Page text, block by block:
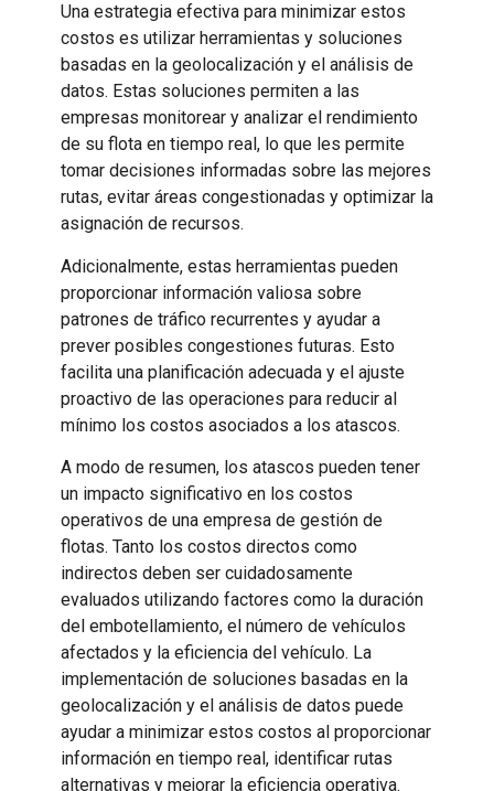
Una estrategia efectiva para minimizar estos
costos es utilizar herramientas y soluciones
basadas en la geolocalización y el análisis de
datos. Estas soluciones permiten a las
empresas monitorear y analizar el rendimiento
de su flota en tiempo real, lo que les permite
tomar decisiones informadas sobre las mejores
rutas, evitar áreas congestionadas y optimizar la
asignación de recursos.
Adicionalmente, estas herramientas pueden
proporcionar información valiosa sobre
patrones de tráfico recurrentes y ayudar a
prever posibles congestiones futuras. Esto
facilita una planificación adecuada y el ajuste
proactivo de las operaciones para reducir al
mínimo los costos asociados a los atascos.
A modo de resumen, los atascos pueden tener
un impacto significativo en los costos
operativos de una empresa de gestión de
flotas. Tanto los costos directos como
indirectos deben ser cuidadosamente
evaluados utilizando factores como la duración
del embotellamiento, el número de vehículos
afectados y la eficiencia del vehículo. La
implementación de soluciones basadas en la
geolocalización y el análisis de datos puede
ayudar a minimizar estos costos al proporcionar
información en tiempo real, identificar rutas
alternativas y mejorar la eficiencia operativa.